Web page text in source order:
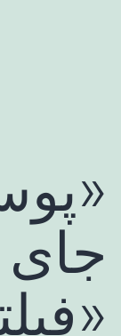
جای